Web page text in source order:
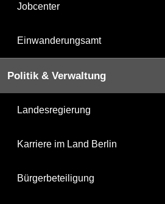
Jobcenter
Einwanderungsamt
Politik & Verwaltung
Landesregierung
Karriere im Land Berlin
Bürgerbeteiligung